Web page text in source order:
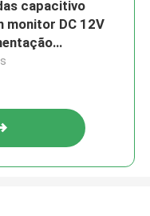
capacitivo
monitor DC 12V
Opcional